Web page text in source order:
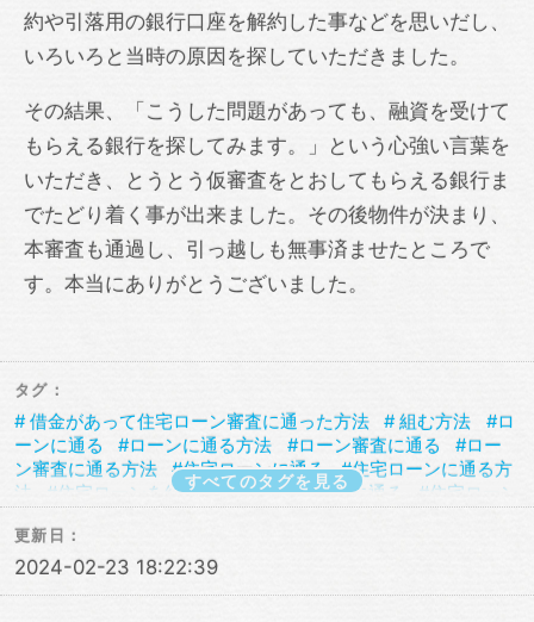
約や引落用の銀行口座を解約した事などを思いだし、
いろいろと当時の原因を探していただきました。
その結果、「こうした問題があっても、融資を受けて
もらえる銀行を探してみます。」という心強い言葉を
いただき、とうとう仮審査をとおしてもらえる銀行ま
でたどり着く事が出来ました。その後物件が決まり、
本審査も通過し、引っ越しも無事済ませたところで
す。本当にありがとうございました。
タグ：
借金があって住宅ローン審査に通った方法 組む方法
ロ
ーンに通る
ローンに通る方法 ローン審査に通る
ロー
ン審査に通る方法
住宅ローンに通る
住宅ローンに通る方
法
住宅ローンを組む 住宅ローン審査に通る
住宅ローン
る
借金あってもローンに通る方法
査に通る
借金あってもローン審査に通る方法
すべてのタグを見る
更新日：
2024-02-23 18:22:39